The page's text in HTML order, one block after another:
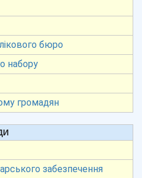
бюро
набору
громадян
забезпечення